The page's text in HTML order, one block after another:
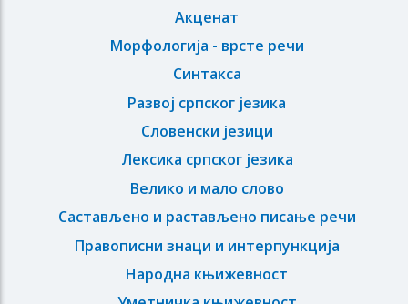
Акценат
Морфологија - врсте речи
Синтакса
Развој српског језика
Словенски језици
Лексика српског језика
Велико и мало слово
Састављено и растављено писање речи
Правописни знаци и интерпункција
Народна књижевност